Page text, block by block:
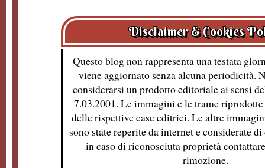
Disclaimer & Cookies
Questo blog non rappresenta una testata
viene aggiornato senza alcuna periodicità.
considerarsi un prodotto editoriale ai sensi
7.03.2001. Le immagini e le trame
delle rispettive case editrici. Le altre
sono state reperite da internet e considerate
in caso di riconosciuta proprietà
rimozione.